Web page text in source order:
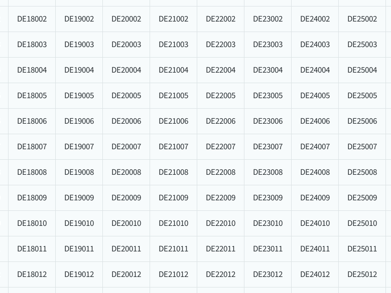
DE18002 DE19002 DE20002 DE21002 DE22002 DE23002 DE24002 DE25002
DE18003 DE19003 DE20003 DE21003 DE22003 DE23003 DE24003 DE25003
DE18004 DE19004 DE20004 DE21004 DE22004 DE23004 DE24004 DE25004
DE18005 DE19005 DE20005 DE21005 DE22005 DE23005 DE24005 DE25005
DE18006 DE19006 DE20006 DE21006 DE22006 DE23006 DE24006 DE25006
DE18007 DE19007 DE20007 DE21007 DE22007 DE23007 DE24007 DE25007
DE18008 DE19008 DE20008 DE21008 DE22008 DE23008 DE24008 DE25008
DE18009 DE19009 DE20009 DE21009 DE22009 DE23009 DE24009 DE25009
DE18010 DE19010 DE20010 DE21010 DE22010 DE23010 DE24010 DE25010
DE18011 DE19011 DE20011 DE21011 DE22011 DE23011 DE24011 DE25011
DE18012 DE19012 DE20012 DE21012 DE22012 DE23012 DE24012 DE25012